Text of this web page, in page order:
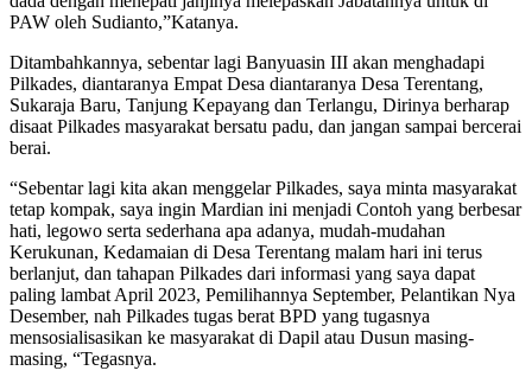
PAW oleh Sudianto,”Katanya.
Ditambahkannya, sebentar lagi Banyuasin III akan menghadapi
Pilkades, diantaranya Empat Desa diantaranya Desa Terentang,
Sukaraja Baru, Tanjung Kepayang dan Terlangu, Dirinya berharap
disaat Pilkades masyarakat bersatu padu, dan jangan sampai bercerai
berai.
“Sebentar lagi kita akan menggelar Pilkades, saya minta masyarakat
tetap kompak, saya ingin Mardian ini menjadi Contoh yang berbesar
hati, legowo serta sederhana apa adanya, mudah-mudahan
Kerukunan, Kedamaian di Desa Terentang malam hari ini terus
berlanjut, dan tahapan Pilkades dari informasi yang saya dapat
paling lambat April 2023, Pemilihannya September, Pelantikan Nya
Desember, nah Pilkades tugas berat BPD yang tugasnya
mensosialisasikan ke masyarakat di Dapil atau Dusun masing-
masing, “Tegasnya.